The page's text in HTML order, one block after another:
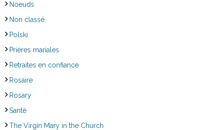
Noeuds
Non classé
Polski
Prières mariales
Retraites en confiance
Rosaire
Rosary
Santé
The Virgin Mary in the Church